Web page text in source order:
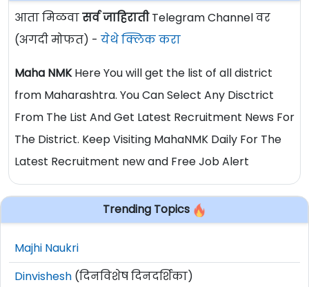
आता मिळवासर्व जाहिरातीTelegram Channel वर
(अगदी मोफत) - येथे क्लिक करा
Maha NMKHere You will get the list of all district
from Maharashtra. You Can Select Any Disctrict
From The List And Get Latest Recruitment News For
The District. Keep Visiting MahaNMK Daily For The
Latest Recruitment new and Free Job Alert
Trending Topics
Majhi Naukri
Dinvishesh (दिनविशेष दिनदर्शिका)